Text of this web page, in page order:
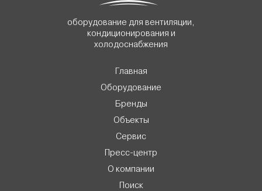
оборудование для вентиляции,
кондиционирования и
холодоснабжения
Главная
Оборудование
Бренды
Объекты
Сервис
Пресс-центр
О компании
Поиск